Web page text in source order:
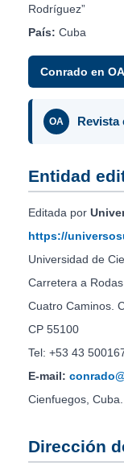
Rodríguez”
País: Cuba
Conrado en
OA Revista
Entidad
Editada por
https://
Universidad de
Carretera a Rodas
Cuatro Caminos.
CP 55100
Tel: +53 43
E-mail:
Cienfuegos, Cuba.
Dirección